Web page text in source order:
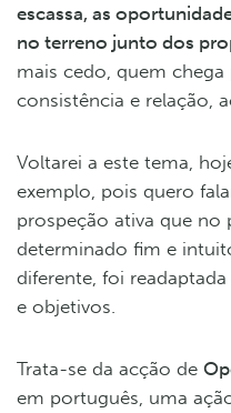
escassa, as
no terreno junto dos
mais cedo, quem
consistência e relação,
Voltarei a este tema,
exemplo, pois quero
prospeção ativa que no
determinado fim e
diferente, foi
e objetivos.
Trata-se da acção de
em português, uma